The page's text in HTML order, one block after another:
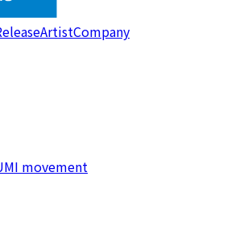
ArtistCompany
movement